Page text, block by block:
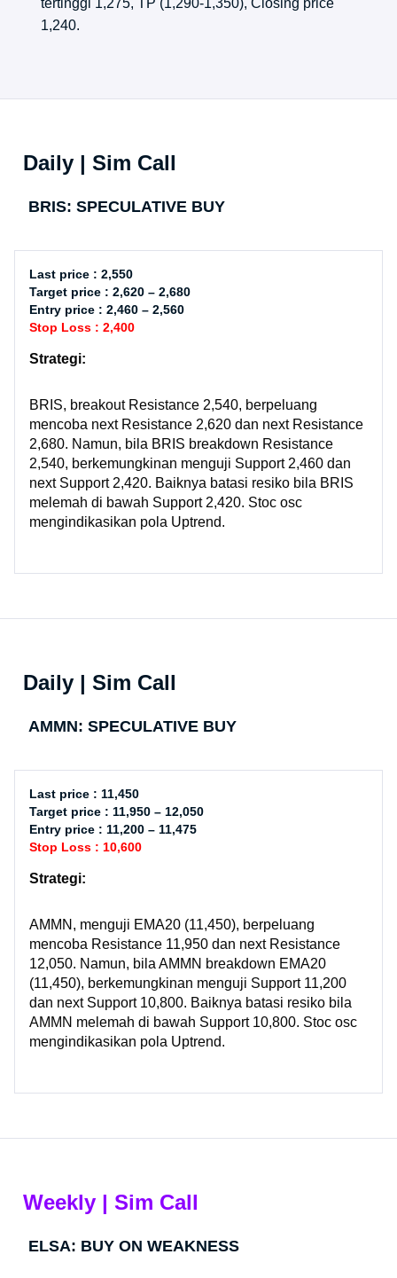
tertinggi 1,275, TP (1,290-1,350), Closing price
1,240.
Daily | Sim Call
BRIS: SPECULATIVE BUY
Last price : 2,550
Target price : 2,620 – 2,680
Entry price : 2,460 – 2,560
Stop Loss : 2,400
Strategi:
BRIS, breakout Resistance 2,540, berpeluang
mencoba next Resistance 2,620 dan next Resistance
2,680. Namun, bila BRIS breakdown Resistance
2,540, berkemungkinan menguji Support 2,460 dan
next Support 2,420. Baiknya batasi resiko bila BRIS
melemah di bawah Support 2,420. Stoc osc
mengindikasikan pola Uptrend.
Daily | Sim Call
AMMN: SPECULATIVE BUY
Last price : 11,450
Target price : 11,950 – 12,050
Entry price : 11,200 – 11,475
Stop Loss : 10,600
Strategi:
AMMN, menguji EMA20 (11,450), berpeluang
mencoba Resistance 11,950 dan next Resistance
12,050. Namun, bila AMMN breakdown EMA20
(11,450), berkemungkinan menguji Support 11,200
dan next Support 10,800. Baiknya batasi resiko bila
AMMN melemah di bawah Support 10,800. Stoc osc
mengindikasikan pola Uptrend.
Weekly | Sim Call​
ELSA: BUY ON WEAKNESS